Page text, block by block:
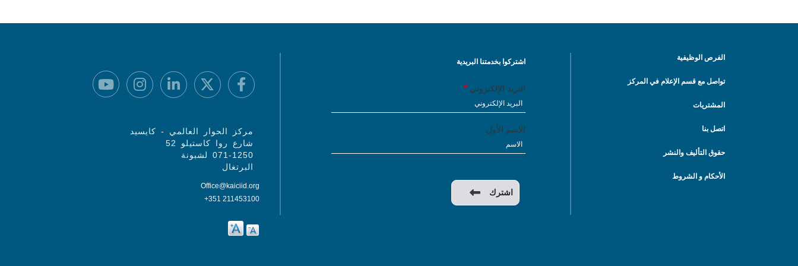
الفرص الوظيفية
تواصل مع قسم الإعلام في المركز
المشتريات
اتصل بنا
حقوق التأليف والنشر
الأحكام و الشروط
اشتركوا بخدمتنا البريدية
البريد الإلكتروني
الاسم الأول
مركز الحوار العالمي - كايسيد
شارع روا كاستيلو 52
071-1250 لشبونة
البرتغال
Office@kaiciid.org
+351 211453100